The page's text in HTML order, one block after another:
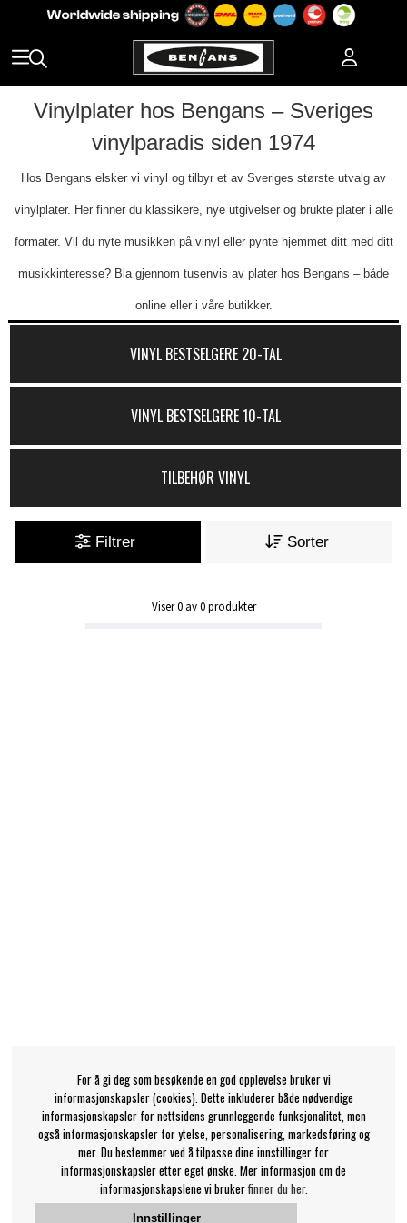
Vinylplater hos Bengans – Sveriges
vinylparadis siden 1974
Hos Bengans elsker vi vinyl og tilbyr et av Sveriges største utvalg av
vinylplater. Her finner du klassikere, nye utgivelser og brukte plater i alle
formater. Vil du nyte musikken på vinyl eller pynte hjemmet ditt med ditt
musikkinteresse? Bla gjennom tusenvis av plater hos Bengans – både
online eller i våre butikker.
VINYL BESTSELGERE 20-TAL
VINYL BESTSELGERE 10-TAL
TILBEHØR VINYL
Filtrer Sorter
Viser0av0produkter
For å gi deg som besøkende en god opplevelse bruker vi
informasjonskapsler (cookies). Dette inkluderer både nødvendige
informasjonskapsler for nettsidens grunnleggende funksjonalitet, men
også informasjonskapsler for ytelse, personalisering, markedsføring og
mer. Du bestemmer ved å tilpasse dine innstillinger for
informasjonskapsler etter eget ønske. Mer informasjon om de
informasjonskapslene vi brukerfinner du her.
Innstillinger